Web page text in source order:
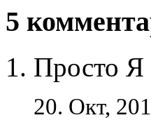
5
Просто Я
20. Окт,